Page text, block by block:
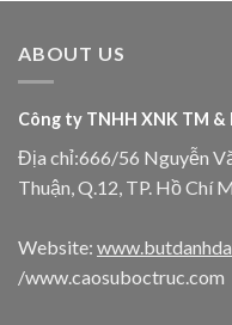
ABOUT US
Công ty TNHH XNK TM &
Địa chỉ:666/56 Nguyễn
Thuận, Q.12, TP. Hồ Chí
Website:
/www.caosuboctruc.com